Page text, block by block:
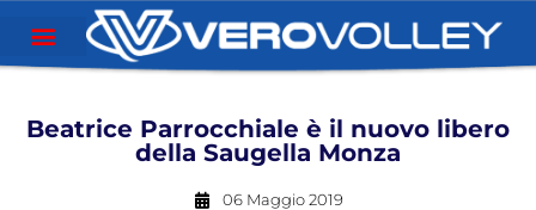
Beatrice Parrocchiale è il nuovo libero
della Saugella Monza
06 Maggio 2019